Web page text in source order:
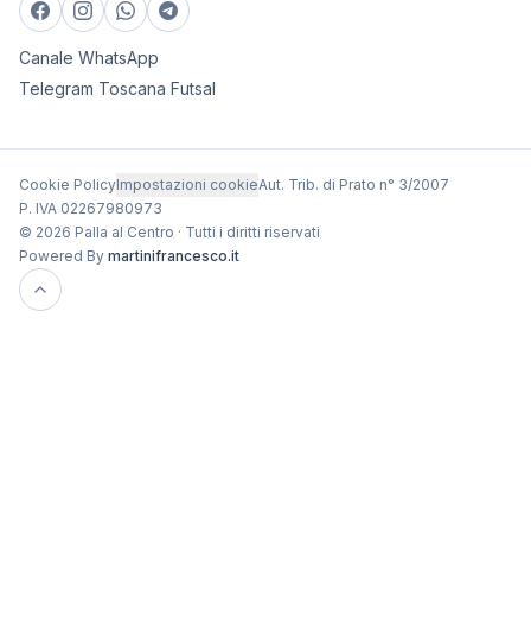
Canale WhatsApp
Telegram Toscana Futsal
Cookie PolicyImpostazioni cookieAut. Trib. di Prato n° 3/2007
P. IVA 02267980973
© 2026 Palla al Centro · Tutti i diritti riservati
Powered By martinifrancesco.it